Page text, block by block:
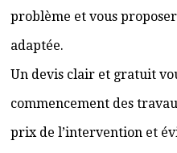
problème et vous
adaptée.
Un devis clair et gratuit
commencement des
prix de l’intervention et